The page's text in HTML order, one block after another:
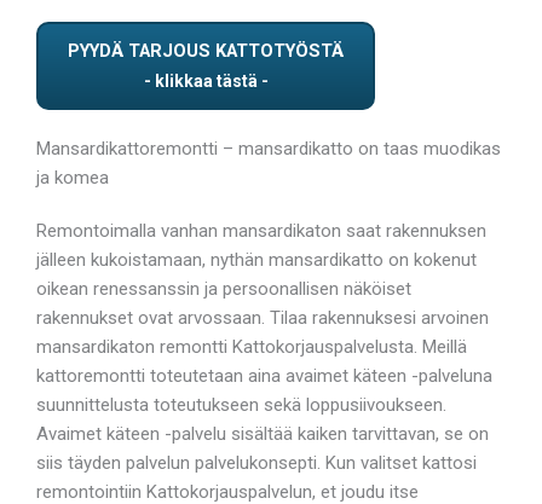
PYYDÄ TARJOUS KATTOTYÖSTÄ
Mansardikattoremontti – mansardikatto on taas muodikas
ja komea
Remontoimalla vanhan mansardikaton saat rakennuksen
jälleen kukoistamaan, nythän mansardikatto on kokenut
oikean renessanssin ja persoonallisen näköiset
rakennukset ovat arvossaan. Tilaa rakennuksesi arvoinen
mansardikaton remontti Kattokorjauspalvelusta. Meillä
kattoremontti toteutetaan aina avaimet käteen -palveluna
suunnittelusta toteutukseen sekä loppusiivoukseen.
Avaimet käteen -palvelu sisältää kaiken tarvittavan, se on
siis täyden palvelun palvelukonsepti. Kun valitset kattosi
remontointiin Kattokorjauspalvelun, et joudu itse